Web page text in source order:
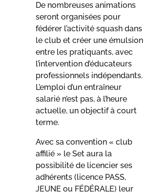
De nombreuses animations
seront organisées pour
fédérer l’activité squash dans
le club et créer une émulsion
entre les pratiquants, avec
l’intervention d’éducateurs
professionnels indépendants.
L’emploi d’unentraîneur
salarié n’est pas, à l’heure
actuelle, un objectif à court
terme.
Avec sa convention « club
affilié » le Set aura la
possibilité de licencier ses
adhérents (licence PASS,
JEUNE ou FÉDÉRALE) leur